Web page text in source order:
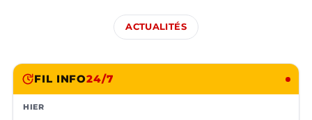
ACTUALITÉS
FIL INFO24/7
HIER